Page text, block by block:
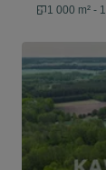
1 000 m² -